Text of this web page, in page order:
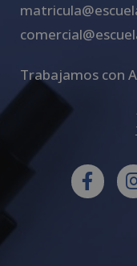
Trabajamos con